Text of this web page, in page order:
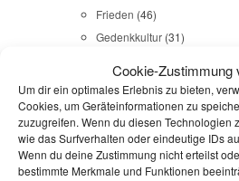
Cookie-Zustimmung
Um dir ein optimales Erlebnis zu bieten,
Cookies, um Geräteinformationen zu
zuzugreifen. Wenn du diesen Technologien
wie das Surfverhalten oder eindeutige IDs
Wenn du deine Zustimmung nicht erteilst
bestimmte Merkmale und Funktionen
Frieden (46)
Gedenkkultur (31)
Internationales(65)
Kommunales (107)
LINKES(108)
NSU (29)